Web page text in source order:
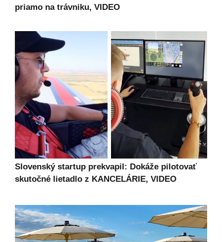
priamo na trávniku, VIDEO
Slovenský startup prekvapil: Dokáže pilotovať
skutočné lietadlo z KANCELÁRIE, VIDEO